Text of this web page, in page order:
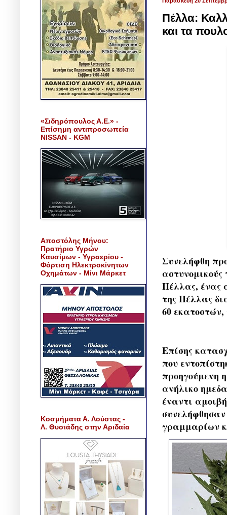
Πέλλα:
και τα
Συνελήφθη
Πέλλας, ένας
της Πέλλας
60
Επίσης
που
προηγούμενη
ανήλικο
έναντι
γραμμαρίων
«Σιδηρόπουλος Α.Ε.» -
Επίσημη αντιπροσωπεία
NISSAN - KGM
Αποστόλης Μήνου:
Πρατήριο Υγρών
Καυσίμων - Υγραερίου -
Φόρτιση Ηλεκτροκίνητων
Οχημάτων - Μίνι Μάρκετ
Κοσμήματα Α. Λούστας -
Λ. Θυσιάδης στην Αριδαία